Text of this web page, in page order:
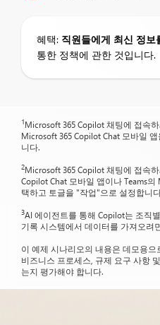
혜택: 직원들에게 최신 정보
통한 정책에 관한 것입니다.
1Microsoft 365 Copilot 채팅에 접속
Microsoft 365 Copilot Chat 모바일
니다.
2Microsoft 365 Copilot 채팅에 접속
Copilot Chat 모바일 앱이나 Teams
택하고 토글을 "작업"으로 설정합니
3AI 에이전트를 통해 Copilot는 조직
기록 시스템에서 데이터를 가져오려
이 예제 시나리오의 내용은 데모용
비즈니스 프로세스, 규제 요구 사항
는지 평가해야 합니다.